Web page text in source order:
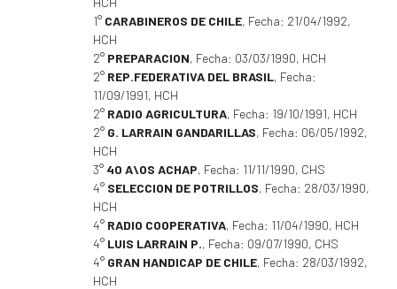
1° CARABINEROS DE CHILE, Fecha: 21/04/1992,
HCH
2° PREPARACION, Fecha: 03/03/1990, HCH
2° REP.FEDERATIVA DEL BRASIL, Fecha:
11/09/1991, HCH
2° RADIO AGRICULTURA, Fecha: 19/10/1991, HCH
2° G. LARRAIN GANDARILLAS, Fecha: 06/05/1992,
HCH
3° 40 A\OS ACHAP, Fecha: 11/11/1990, CHS
4° SELECCION DE POTRILLOS, Fecha: 28/03/1990,
HCH
4° RADIO COOPERATIVA, Fecha: 11/04/1990, HCH
4° LUIS LARRAIN P., Fecha: 09/07/1990, CHS
4° GRAN HANDICAP DE CHILE, Fecha: 28/03/1992,
HCH